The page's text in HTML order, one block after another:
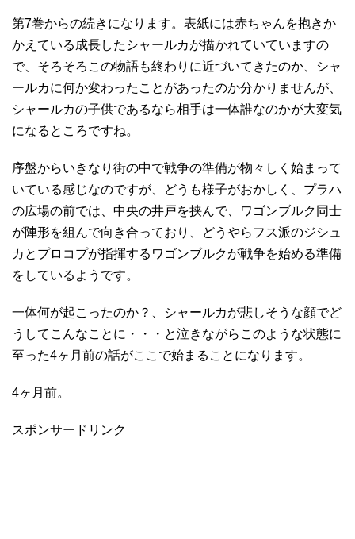
第7巻からの続きになります。表紙には赤ちゃんを抱きか
かえている成長したシャールカが描かれていていますの
で、そろそろこの物語も終わりに近づいてきたのか、シャ
ールカに何か変わったことがあったのか分かりませんが、
シャールカの子供であるなら相手は一体誰なのかが大変気
になるところですね。
序盤からいきなり街の中で戦争の準備が物々しく始まって
いている感じなのですが、どうも様子がおかしく、プラハ
の広場の前では、中央の井戸を挟んで、ワゴンブルク同士
が陣形を組んで向き合っており、どうやらフス派のジシュ
カとプロコプが指揮するワゴンブルクが戦争を始める準備
をしているようです。
一体何が起こったのか？、シャールカが悲しそうな顔でど
うしてこんなことに・・・と泣きながらこのような状態に
至った4ヶ月前の話がここで始まることになります。
4ヶ月前。
スポンサードリンク